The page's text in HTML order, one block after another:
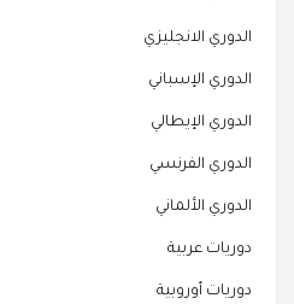
الدوري الانجليزي
الدوري الإسباني
الدوري الإيطالي
الدوري الفرنسي
الدوري الألماني
دوريات عربية
دوريات أوروبية